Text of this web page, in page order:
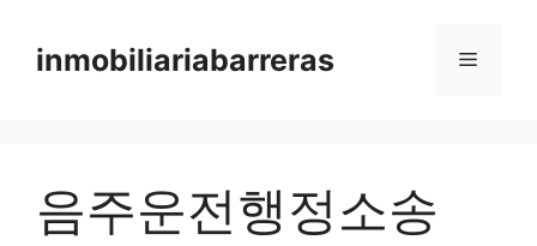
contentinmobiliariabarreras Menu
음주운전행정소송